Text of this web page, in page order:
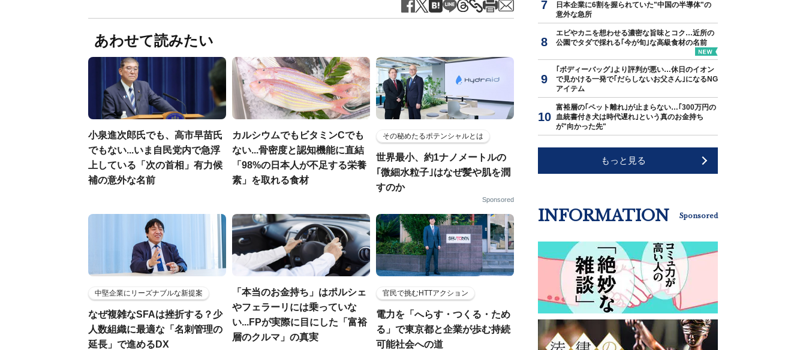
あわせて読みたい
小泉進次郎氏でも、高市早苗氏
でもない...いま自民党内で急浮
上している「次の首相」有力候
補の意外な名前
カルシウムでもビタミンCでも
ない...骨密度と認知機能に直結
「98%の日本人が不足する栄養
素」を取れる食材
その秘めたるポテンシャルとは
世界最小、約1ナノメートルの
｢微細水粒子｣はなぜ髪や肌を潤
すのか
Sponsored
中堅企業にリーズナブルな新提案
なぜ複雑なSFAは挫折する？少
人数組織に最適な「名刺管理の
延長」で進めるDX
「本当のお金持ち」はポルシェ
やフェラーリには乗っていな
い...FPが実際に目にした「富裕
層のクルマ」の真実
官民で挑むHTTアクション
電力を「へらす・つくる・ため
る」で東京都と企業が歩む持続
可能社会への道
日本企業に6割を握られていた"中国の半導体"の
意外な急所
エビやカニを想わせる濃密な旨味とコク…近所の
公園でタダで採れる｢今が旬｣な高級食材の名前
｢ボディーバッグ｣より評判が悪い…休日のイオン
で見かける一発で｢だらしないお父さん｣になるNG
アイテム
富裕層の｢ペット離れ｣が止まらない…｢300万円の
血統書付き犬は時代遅れ｣という真のお金持ち
が"向かった先"
もっと見る
INFORMATION Sponsored